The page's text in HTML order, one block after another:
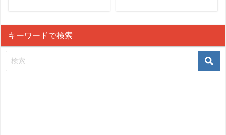
キーワードで検索